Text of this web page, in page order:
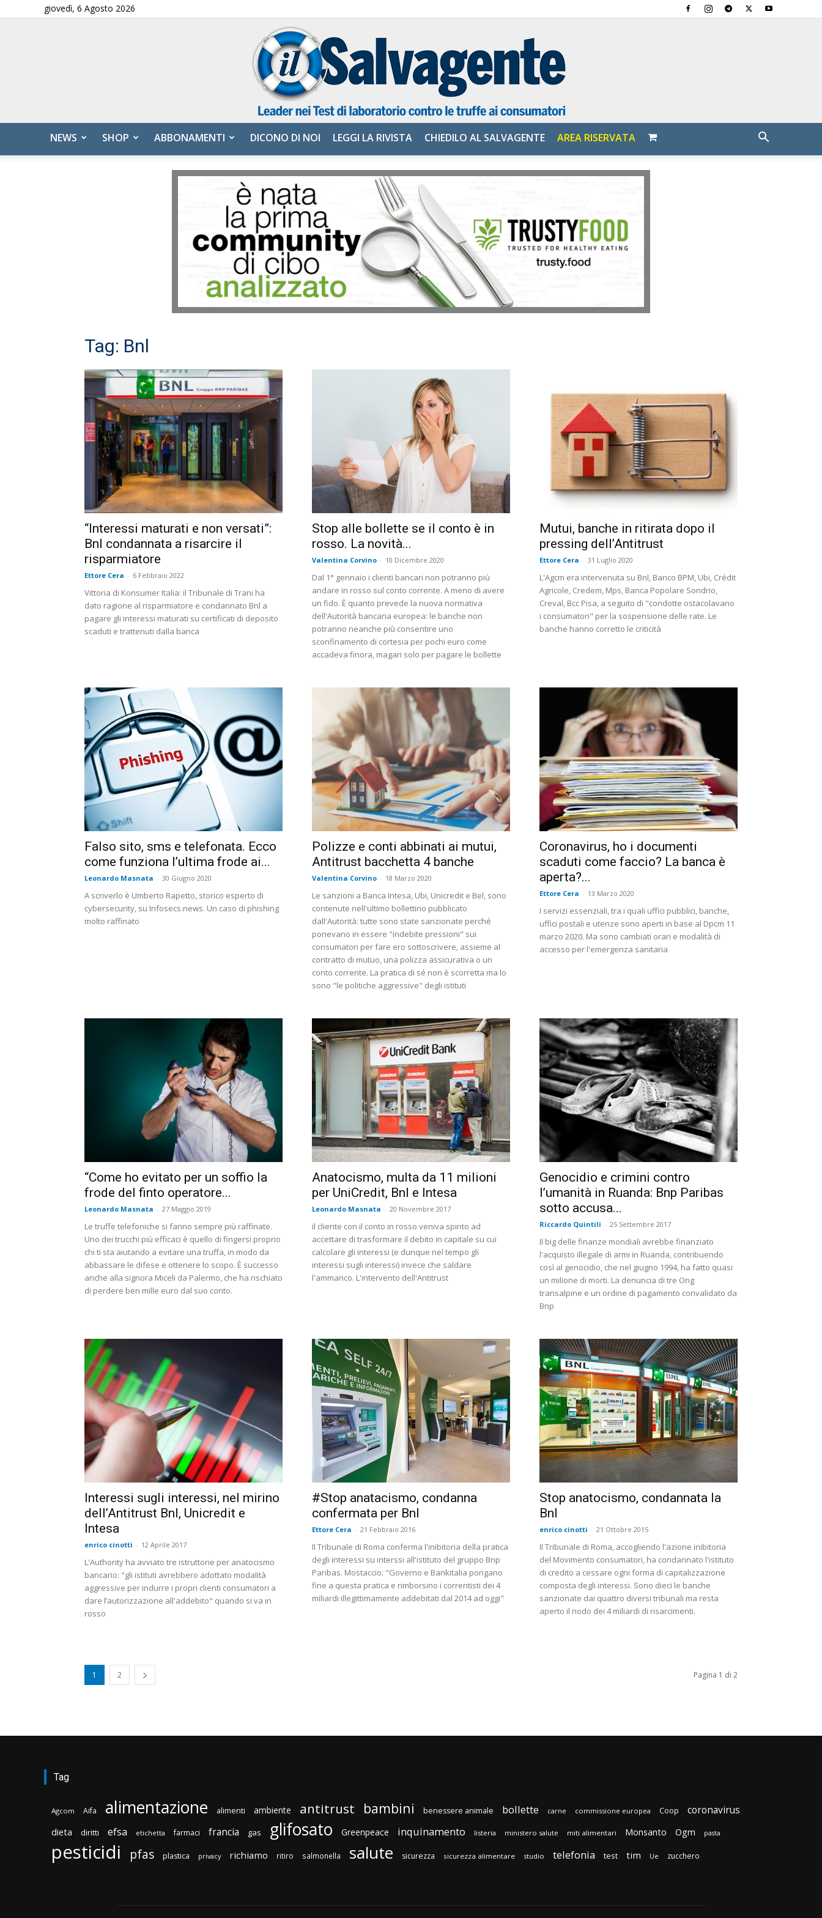
giovedì, 6 Agosto 2026
Salvagente
NEWS SHOP ABBONAMENTI DICONO DI NOI LEGGI LA RIVISTA CHIEDILO AL SALVAGENTE AREA RISERVATA
Tag: Bnl
“Interessi maturati e non versati”:
Bnl condannata a risarcire il
risparmiatore
Ettore Cera - 6 Febbraio 2022
Vittoria di Konsumer Italia: il Tribunale di Trani ha
dato ragione al risparmiatore e condannato Bnl a
pagare gli interessi maturati su certificati di deposito
scaduti e trattenuti dalla banca
Stop alle bollette se il conto è in
rosso. La novità...
Valentina Corvino - 10 Dicembre 2020
Dal 1° gennaio i clienti bancari non potranno più
andare in rosso sul conto corrente. A meno di avere
un fido. È quanto prevede la nuova normativa
dell'Autorità bancaria europea: le banche non
potranno neanche più consentire uno
sconfinamento di cortesia per pochi euro come
accadeva finora, magari solo per pagare le bollette
Mutui, banche in ritirata dopo il
pressing dell’Antitrust
Ettore Cera - 31 Luglio 2020
L'Agcm era intervenuta su Bnl, Banco BPM, Ubi, Crédit
Agricole, Credem, Mps, Banca Popolare Sondrio,
Creval, Bcc Pisa, a seguito di "condotte ostacolavano
i consumatori" per la sospensione delle rate. Le
banche hanno corretto le criticità
Falso sito, sms e telefonata. Ecco
come funziona l’ultima frode ai...
Leonardo Masnata - 30 Giugno 2020
A scriverlo è Umberto Rapetto, storico esperto di
cybersecurity, su Infosecs.news. Un caso di phishing
molto raffinato
Polizze e conti abbinati ai mutui,
Antitrust bacchetta 4 banche
Valentina Corvino - 18 Marzo 2020
Le sanzioni a Banca Intesa, Ubi, Unicredit e Bel, sono
contenute nell'ultimo bollettino pubblicato
dall'Autorità: tutte sono state sanzionate perché
ponevano in essere "indebite pressioni" sui
consumatori per fare ero sottoscrivere, assieme al
contratto di mutuo, una polizza assicurativa o un
conto corrente. La pratica di sé non è scorretta ma lo
sono "le politiche aggressive" degli istituti
Coronavirus, ho i documenti
scaduti come faccio? La banca è
aperta?...
Ettore Cera - 13 Marzo 2020
I servizi essenziali, tra i quali uffici pubblici, banche,
uffici postali e utenze sono aperti in base al Dpcm 11
marzo 2020. Ma sono cambiati orari e modalità di
accesso per l'emergenza sanitaria
“Come ho evitato per un soffio la
frode del finto operatore...
Leonardo Masnata - 27 Maggio 2019
Le truffe telefoniche si fanno sempre più raffinate.
Uno dei trucchi più efficaci è quello di fingersi proprio
chi ti sta aiutando a evitare una truffa, in modo da
abbassare le difese e ottenere lo scopo. È successo
anche alla signora Miceli da Palermo, che ha rischiato
di perdere ben mille euro dal suo conto.
Anatocismo, multa da 11 milioni
per UniCredit, Bnl e Intesa
Leonardo Masnata - 20 Novembre 2017
il cliente con il conto in rosso veniva spinto ad
accettare di trasformare il debito in capitale su cui
calcolare gli interessi (e dunque nel tempo gli
interessi sugli interessi) invece che saldare
l'ammanco. L'intervento dell'Antitrust
Genocidio e crimini contro
l’umanità in Ruanda: Bnp Paribas
sotto accusa...
Riccardo Quintili - 25 Settembre 2017
Il big delle finanze mondiali avrebbe finanziato
l'acquisto illegale di armi in Ruanda, contribuendo
così al genocidio, che nel giugno 1994, ha fatto quasi
un milione di morti. La denuncia di tre Ong
transalpine e un ordine di pagamento convalidato da
Bnp
Interessi sugli interessi, nel mirino
dell’Antitrust Bnl, Unicredit e
Intesa
enrico cinotti - 12 Aprile 2017
L'Authority ha avviato tre istruttorie per anatocismo
bancario: "gli istituti avrebbero adottato modalità
aggressive per indurre i propri clienti consumatori a
dare l’autorizzazione all'addebito" quando si va in
rosso
#Stop anatacismo, condanna
confermata per Bnl
Ettore Cera - 21 Febbraio 2016
Il Tribunale di Roma conferma l'inibitoria della pratica
degli interessi su interssi all'istituto del gruppo Bnp
Paribas. Mostaccio: "Governo e Bankitalia pongano
fine a questa pratica e rimborsino i correntisti dei 4
miliardi illegittimamente addebitati dal 2014 ad oggi"
Stop anatocismo, condannata la
Bnl
enrico cinotti - 21 Ottobre 2015
Il Tribunale di Roma, accogliendo l'azione inibitoria
del Movimento consumatori, ha condannato l'istituto
di credito a cessare ogni forma di capitalizzazione
composta degli interessi. Sono dieci le banche
sanzionate dai quattro diversi tribunali ma resta
aperto il nodo dei 4 miliardi di risarcimenti.
1 2 Pagina 1 di 2
Tag
Agcom Aifa alimentazione alimenti ambiente antitrust bambini benessere animale bollette carne commissione europea Coop coronavirus
dieta diritti efsa etichetta farmaci francia gas glifosato Greenpeace inquinamento listeria ministero salute miti alimentari Monsanto Ogm pasta
pesticidi pfas plastica privacy richiamo ritiro salmonella salute sicurezza sicurezza alimentare studio telefonia test tim Ue zucchero